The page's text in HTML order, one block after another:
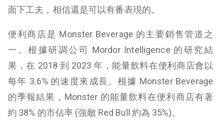
面下工夫，相信還是可以有番表現的。
便利商店是 Monster Beverage 的主要銷售管道之
一。根據研調公司 Mordor Intelligence 的研究結
果，在 2018 到 2023 年，能量飲料在便利商店會以
每年 3.6% 的速度來成長。根據 Monster Beverage
的季報結果，Monster 的能量飲料在便利商店有著
約 38% 的市佔率 (強敵 Red Bull 約為 35%)。